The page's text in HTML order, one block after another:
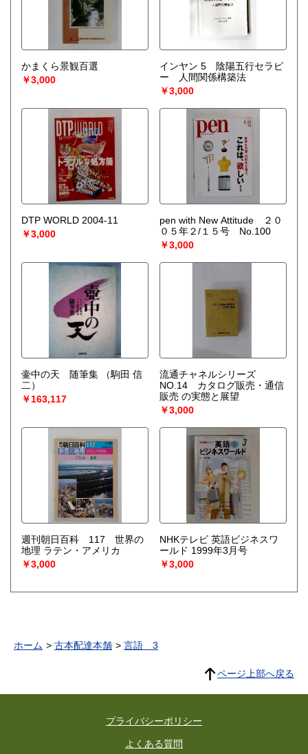
かまくら景観百選
￥3,000
インヤン 5 陰陽五行セラピ
ー 人間関係構築法
￥3,000
DTP WORLD 2004-11
￥3,000
pen with New Attitude ２０
０５年２/１５号 No.100
￥3,000
壷中の天 随筆集
（駒田 信
二）
￥163,117
流通チャネルシリーズ
NO.14 カタログ販売・通信
販売 の実態と展望
￥3,000
週刊朝日百科 117 世界の
地理 ラテン・アメリカ
￥3,000
NHKテレビ 英語ビジネスワ
ールド 1999年3月号
￥3,000
ホーム 古本配達本舗 言語 3
ページ上部へ戻る
プライバシーポリシー
よくある質問